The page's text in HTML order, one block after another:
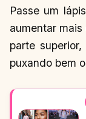
Passe um
aumentar
parte
puxando bem